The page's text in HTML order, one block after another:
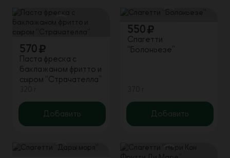
570
Паста фреска с
баклажаном фритто и
сыром “Страчателла”
Добавить
550
Спагетти
“Болоньезе”
Добавить